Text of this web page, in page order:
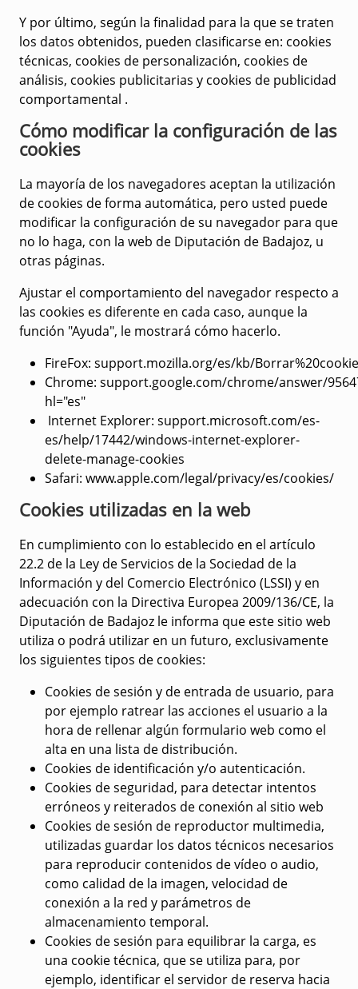
Y por último, según la finalidad para la que se traten
los datos obtenidos, pueden clasificarse en: cookies
técnicas, cookies de personalización, cookies de
análisis, cookies publicitarias y cookies de publicidad
comportamental .
Cómo modificar la configuración de las
cookies
La mayoría de los navegadores aceptan la utilización
de cookies de forma automática, pero usted puede
modificar la configuración de su navegador para que
no lo haga, con la web de Diputación de Badajoz, u
otras páginas.
Ajustar el comportamiento del navegador respecto a
las cookies es diferente en cada caso, aunque la
función "Ayuda", le mostrará cómo hacerlo.
FireFox: support.mozilla.org/es/kb/
Chrome: support.google.com/chrome/answer/
hl="es"
Internet Explorer: support.microsoft.com/es-
es/help/17442/windows-internet-explorer-
delete-manage-cookies
Safari: www.apple.com/legal/privacy/es/cookies/
Cookies utilizadas en la web
En cumplimiento con lo establecido en el artículo
22.2 de la Ley de Servicios de la Sociedad de la
Información y del Comercio Electrónico (LSSI) y en
adecuación con la Directiva Europea 2009/136/CE, la
Diputación de Badajoz le informa que este sitio web
utiliza o podrá utilizar en un futuro, exclusivamente
los siguientes tipos de cookies:
Cookies de sesión y de entrada de usuario, para
por ejemplo ratrear las acciones el usuario a la
hora de rellenar algún formulario web como el
alta en una lista de distribución.
Cookies de identificación y/o autenticación.
Cookies de seguridad, para detectar intentos
erróneos y reiterados de conexión al sitio web
Cookies de sesión de reproductor multimedia,
utilizadas guardar los datos técnicos necesarios
para reproducir contenidos de vídeo o audio,
como calidad de la imagen, velocidad de
conexión a la red y parámetros de
almacenamiento temporal.
Cookies de sesión para equilibrar la carga, es
una cookie técnica, que se utiliza para, por
ejemplo, identificar el servidor de reserva hacia